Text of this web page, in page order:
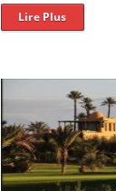
Lire Plus